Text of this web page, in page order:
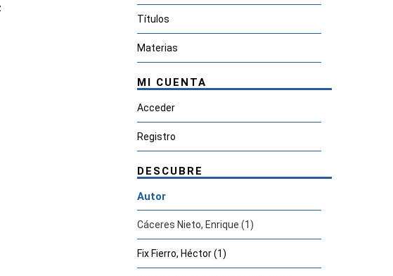
Títulos
Materias
MI CUENTA
Acceder
Registro
DESCUBRE
Autor
Cáceres Nieto, Enrique (1)
Fix Fierro, Héctor (1)